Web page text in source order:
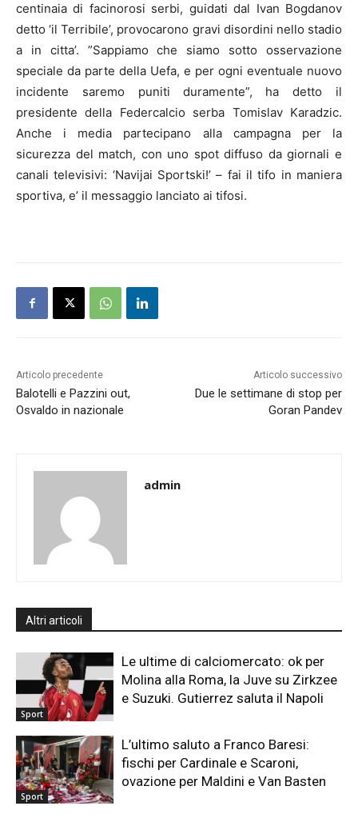
centinaia di facinorosi serbi, guidati dal Ivan Bogdanov
detto ‘il Terribile’, provocarono gravi disordini nello stadio
a in citta’. ”Sappiamo che siamo sotto osservazione
speciale da parte della Uefa, e per ogni eventuale nuovo
incidente saremo puniti duramente”, ha detto il
presidente della Federcalcio serba Tomislav Karadzic.
Anche i media partecipano alla campagna per la
sicurezza del match, con uno spot diffuso da giornali e
canali televisivi: ‘Navijai Sportski!’ – fai il tifo in maniera
sportiva, e’ il messaggio lanciato ai tifosi.
Articolo precedente
Balotelli e Pazzini out,
Osvaldo in nazionale
Articolo successivo
Due le settimane di stop per
Goran Pandev
admin
Altri articoli
Sport
Le ultime di calciomercato: ok per
Molina alla Roma, la Juve su Zirkzee
e Suzuki. Gutierrez saluta il Napoli
Sport
L’ultimo saluto a Franco Baresi:
fischi per Cardinale e Scaroni,
ovazione per Maldini e Van Basten